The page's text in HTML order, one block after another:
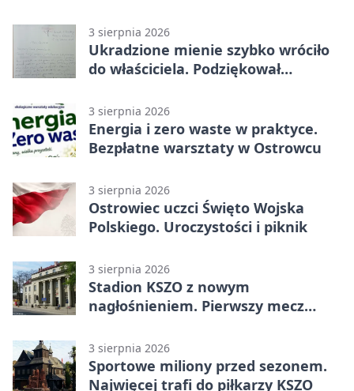
3 sierpnia 2026
Ukradzione mienie szybko wróciło
do właściciela. Podziękował
3 sierpnia 2026
Energia i zero waste w praktyce.
Bezpłatne warsztaty w Ostrowcu
3 sierpnia 2026
Ostrowiec uczci Święto Wojska
Polskiego. Uroczystości i piknik
3 sierpnia 2026
Stadion KSZO z nowym
nagłośnieniem. Pierwszy mecz
3 sierpnia 2026
Sportowe miliony przed sezonem.
Najwięcej trafi do piłkarzy KSZO